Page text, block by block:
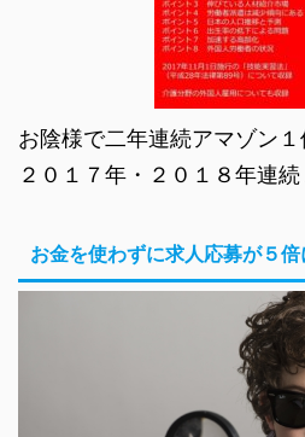
お陰様で二年連続アマゾン１
２０１７年・２０１８年連
お金を使わずに求人応募が５倍